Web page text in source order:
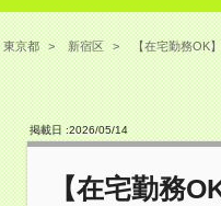
東京都 新宿区 【在宅勤務OK
掲載日 :2026/05/14
【在宅勤務